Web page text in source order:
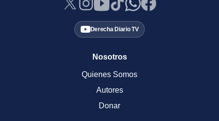
Derecha Diario TV
Nosotros
Quienes Somos
Autores
Donar